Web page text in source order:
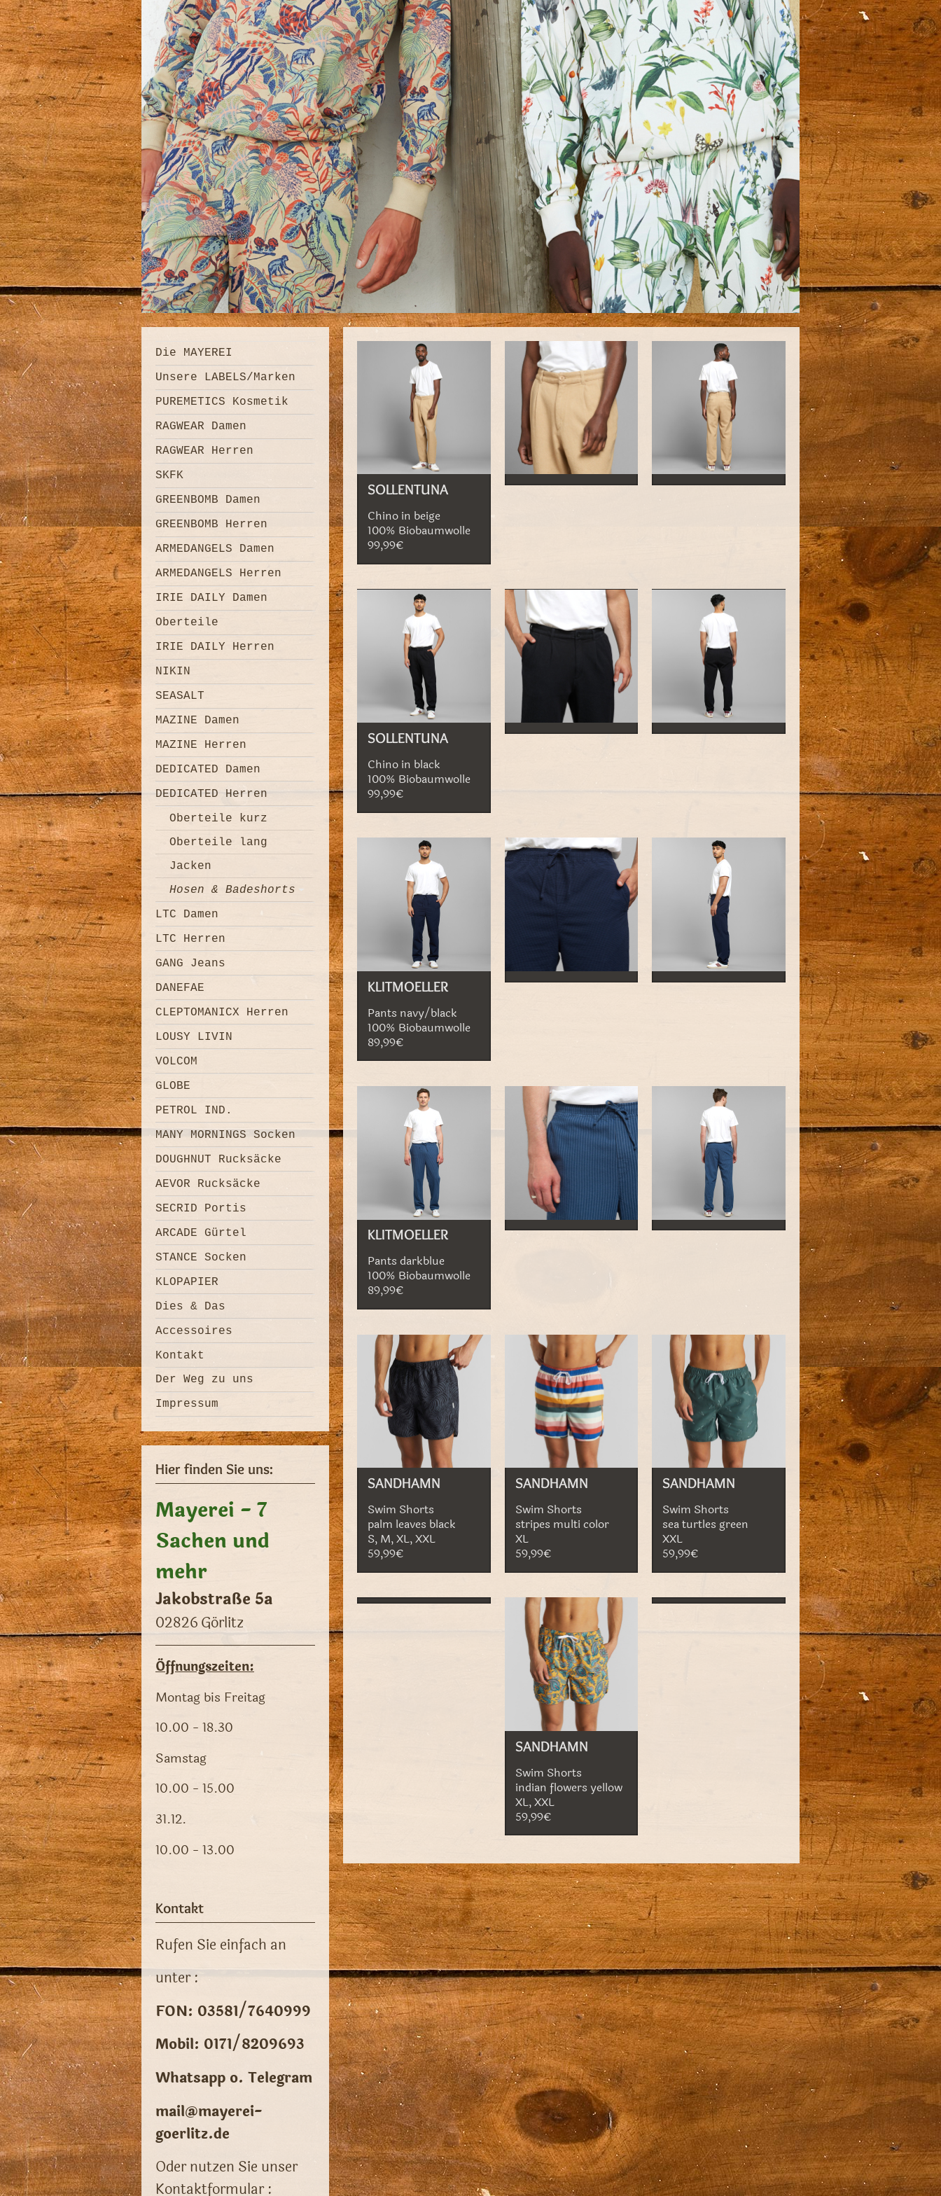
SOLLENTUNA
Chino in beige
100% Biobaumwolle
99,99€
SOLLENTUNA
Chino in black
100% Biobaumwolle
99,99€
KLITMOELLER
Pants navy/black
100% Biobaumwolle
89,99€
KLITMOELLER
Pants darkblue
100% Biobaumwolle
89,99€
SANDHAMN
Swim Shorts
palm leaves black
S, M, XL, XXL
59,99€
SANDHAMN
Swim Shorts
stripes multi color
XL
59,99€
SANDHAMN
Swim Shorts
sea turtles green
XXL
59,99€
SANDHAMN
Swim Shorts
indian flowers yellow
XL, XXL
59,99€
Die MAYEREI
Unsere LABELS/Marken
PUREMETICS Kosmetik
RAGWEAR Damen
RAGWEAR Herren
SKFK
GREENBOMB Damen
GREENBOMB Herren
ARMEDANGELS Damen
ARMEDANGELS Herren
IRIE DAILY Damen
Oberteile
IRIE DAILY Herren
NIKIN
SEASALT
MAZINE Damen
MAZINE Herren
DEDICATED Damen
DEDICATED Herren
Oberteile kurz
Oberteile lang
Jacken
Hosen & Badeshorts
LTC Damen
LTC Herren
GANG Jeans
DANEFAE
CLEPTOMANICX Herren
LOUSY LIVIN
VOLCOM
GLOBE
PETROL IND.
MANY MORNINGS Socken
DOUGHNUT Rucksäcke
AEVOR Rucksäcke
SECRID Portis
ARCADE Gürtel
STANCE Socken
KLOPAPIER
Dies & Das
Accessoires
Kontakt
Der Weg zu uns
Impressum
Hier finden Sie uns:
Mayerei - 7
Sachen und
mehr
Jakobstraße 5a
02826Görlitz
Öffnungszeiten:
Montag bis Freitag
10.00 - 18.30
Samstag
10.00 - 15.00
31.12.
10.00 - 13.00
Kontakt
Rufen Sie einfach an
unter :
FON: 03581/7640999
Mobil: 0171/8209693
Whatsapp o. Telegram
mail@mayerei-
goerlitz.de
Oder nutzen Sie unser
Kontaktformular :